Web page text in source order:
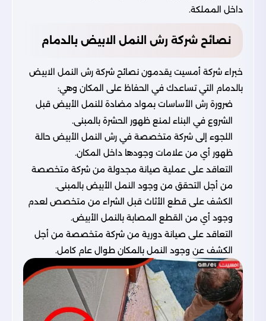
داخل المملكة.
نصائح شركة رش النمل الابيض بالدمام
خبراء شركة أمسيت يقدمون نصائح شركة رش النمل الابيض
بالدمام التي تساعدك في الحفاظ على المكان وهي:
ضرورة رش الأساسات بمواد مضادة للنمل الأبيض قبل
الشروع في البناء لمنع ظهور الحشرة بالمبنى.
اللجوء إلى شركة متخصصة في رش النمل الأبيض حالة
ظهور أي من علامات وجودها داخل المكان.
التعاقد على عملية صيانة مجدولة من شركة متخصصة
من أجل التحقق من وجود النمل الأبيض بالمبنى.
الكشف على قطع الأثاث قبل الشراء من متخصص لعدم
وجود أي من القطع المصابة بالنمل الأبيض.
التعاقد على صيانة دورية من شركة متخصصة من أجل
الكشف عن وجود النمل بالمكان طوال عام كامل.